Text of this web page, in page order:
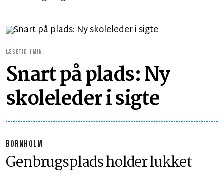
LÆSETID 1 MIN.
Snart på plads: Ny
skoleleder i sigte
BORNHOLM
Genbrugsplads holder lukket